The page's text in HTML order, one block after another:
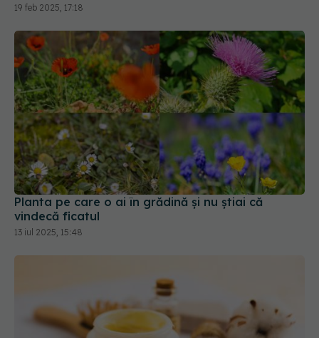
19 feb 2025, 17:18
Planta pe care o ai în grădină și nu știai că
vindecă ficatul
13 iul 2025, 15:48